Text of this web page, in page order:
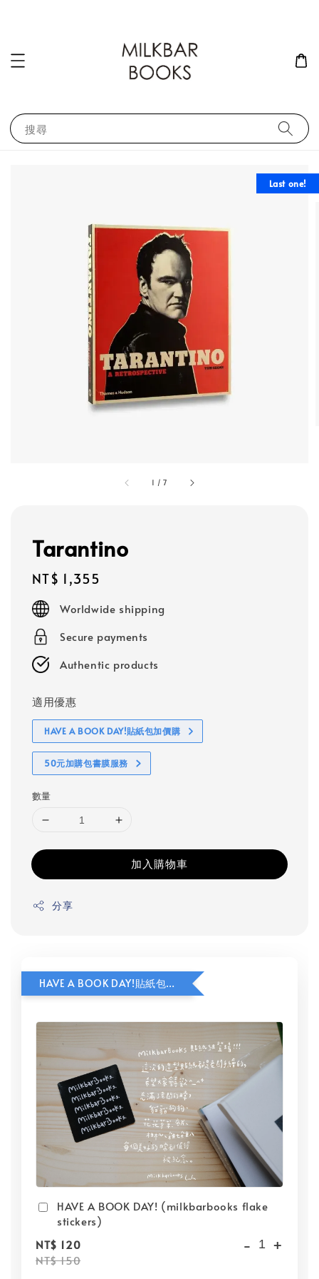
搜尋
1 /7
Last one!
Tarantino
Regular
price
NT$ 1,355
Worldwide shipping
Secure payments
Authentic products
適用優惠
HAVE A BOOK DAY!貼紙包加價購
50元加購包書膜服務
數量
加入購物車
分享
HAVE A BOOK DAY!貼紙包加價購
HAVE A BOOK DAY! (milkbarbooks flake
stickers)
NT$ 120
NT$ 150
- +